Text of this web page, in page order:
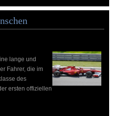
lange und
Fahrer, die im
des
ersten offiziellen